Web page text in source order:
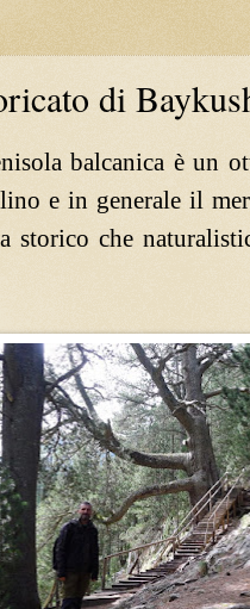
di
balcanica è un
e in generale il
storico che